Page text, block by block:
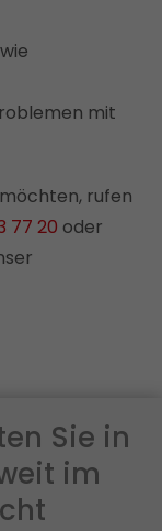
mit
rufen
77 20 oder
Sie in
im